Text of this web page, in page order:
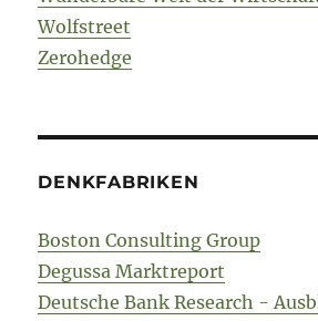
Wolfstreet
Zerohedge
DENKFABRIKEN
Boston Consulting Group
Degussa Marktreport
Deutsche Bank Research -